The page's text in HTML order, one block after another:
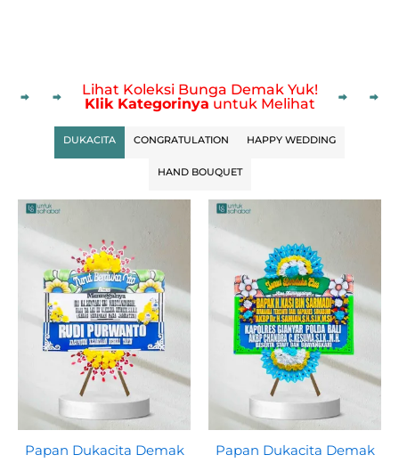
Lihat Koleksi Bunga Demak Yuk!
Klik Kategorinya untuk Melihat
DUKACITA CONGRATULATION HAPPY WEDDING
HAND BOUQUET
Papan Dukacita Demak
Papan Dukacita Demak